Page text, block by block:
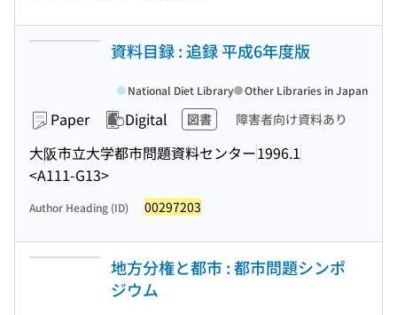
資料目録 : 追録 平成6年度版
Paper Digital 図書 障害者向け資料あり
大阪市立大学都市問題資料センター1996.1
<A111-G13>
National Diet Library Other Libraries in Japan
Author Heading (ID) 00297203
地方分権と都市 : 都市問題シンポ
ジウム